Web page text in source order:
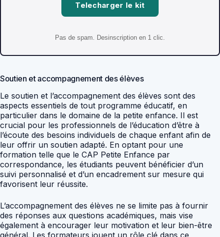
Telecharger le kit
Pas de spam. Desinscription en 1 clic.
Soutien et accompagnement des élèves
Le soutien et l’accompagnement des élèves sont des
aspects essentiels de tout programme éducatif, en
particulier dans le domaine de la petite enfance. Il est
crucial pour les professionnels de l’éducation d’être à
l’écoute des besoins individuels de chaque enfant afin de
leur offrir un soutien adapté. En optant pour une
formation telle que le CAP Petite Enfance par
correspondance, les étudiants peuvent bénéficier d’un
suivi personnalisé et d’un encadrement sur mesure qui
favorisent leur réussite.
L’accompagnement des élèves ne se limite pas à fournir
des réponses aux questions académiques, mais vise
également à encourager leur motivation et leur bien-être
général. Les formateurs jouent un rôle clé dans ce